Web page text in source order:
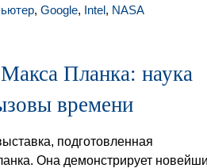
, Google, Intel, NASA
Планка: наука
времени
подготовленная
Она демонстрирует